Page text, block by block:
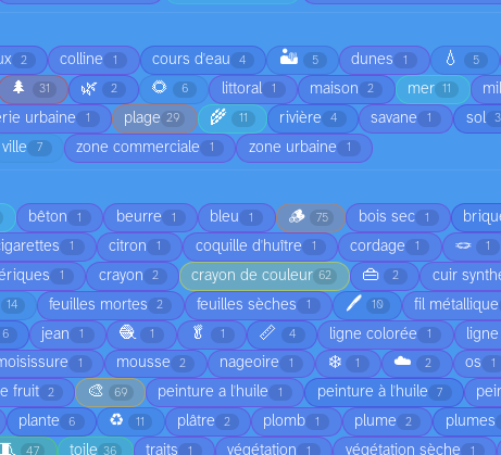
2 colline 1 cours d'eau 4 🏜️ 5 dunes 1 💧 5
🌲 31 🌿 2 🌻 6 littoral 1 maison 2 mer 11
urbaine 1 plage 29 🌾 11 rivière 4 savane 1 sol 3
ville 7 zone commerciale 1 zone urbaine 1
bêton 1 beurre 1 bleu 1 🪵 75 bois sec 1
1 citron 1 coquille d'huître 1 cordage 1 🪢 1
1 crayon 2 crayon de couleur 62 👜 2 cuir
14 feuilles mortes 2 feuilles sèches 1 🖊️ 10 fil métallique
6 jean 1 🧶 1 🥬 1 📏 4 ligne colorée 1
1 mousse 2 nageoire 1 ❄️ 1 ☁️ 2 os 1
fruit 2 🎨 69 peinture a l'huile 1 peinture à l'huile 7
plante 6 ♻️ 11 plâtre 2 plomb 1 plume 2 plumes
🧵 47 toile 36 traits 1 végétation 1 végétation sèche 1